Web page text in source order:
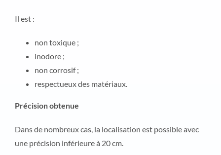
Il est :
non toxique ;
inodore ;
non corrosif ;
respectueux des matériaux.
Précision obtenue
Dans de nombreux cas, la localisation est possible avec
une précision inférieure à 20 cm.